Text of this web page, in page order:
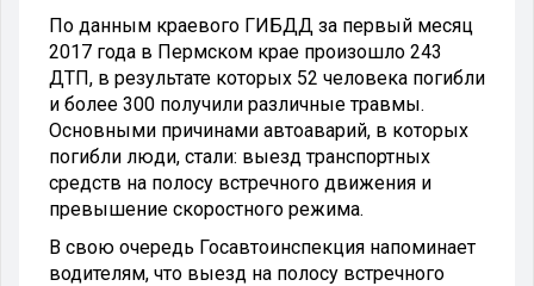
По данным краевого ГИБДД за первый месяц
2017 года в Пермском крае произошло 243
ДТП, в результате которых 52 человека погибли
и более 300 получили различные травмы.
Основными причинами автоаварий, в которых
погибли люди, стали: выезд транспортных
средств на полосу встречного движения и
превышение скоростного режима.
В свою очередь Госавтоинспекция напоминает
водителям, что выезд на полосу встречного